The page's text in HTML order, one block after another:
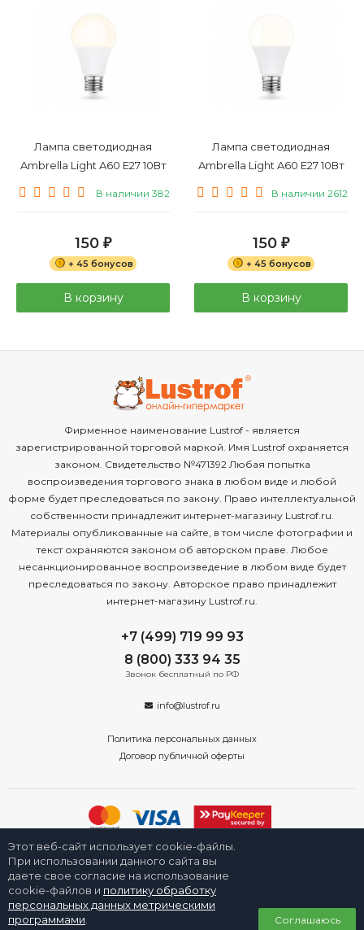
Лампа светодиодная
Ambrella Light A60 E27 10Вт
В наличии 382
150 ₽
+ 45 бонусов
В корзину
Лампа светодиодная
Ambrella Light A60 E27 10Вт
В наличии 2612
150 ₽
+ 45 бонусов
В корзину
Фирменное наименование Lustrof - является
зарегистрированной торговой маркой. Имя Lustrof охраняется
законом. Свидетельство №471392 Любая попытка
воспроизведения торгового знака в любом виде и любой
форме будет преследоваться по закону. Право интеллектуальной
собственности принадлежит интернет-магазину Lustrof.ru.
Материалы опубликованные на сайте, в том числе фотографии и
текст охраняются законом об авторском праве. Любое
несанкционированное воспроизведение в любом виде будет
преследоваться по закону. Авторское право принадлежит
интернет-магазину Lustrof.ru.
+7 (499) 719 99 93
8 (800) 333 94 35
Звонок бесплатный по РФ
info@lustrof.ru
Политика персональных данных
Договор публичной оферты
2008-2026 © Интернет-магазин «Люстроф» в Новосибирске - приборы
освещения для дома и улицы. Все права защищены.
Этот веб-сайт использует cookie-файлы.
При использовании данного сайта вы
даете свое согласие на использование
cookie-файлов и политику обработку
персональных данных метрическими
программами
Соглашаюсь